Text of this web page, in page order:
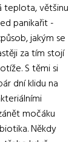
teplota, většinu
panikařit -
jakým se
za tím stojí
S těmi si
dní klidu na
močáku
Někdy